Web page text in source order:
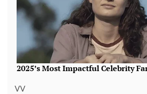
VV